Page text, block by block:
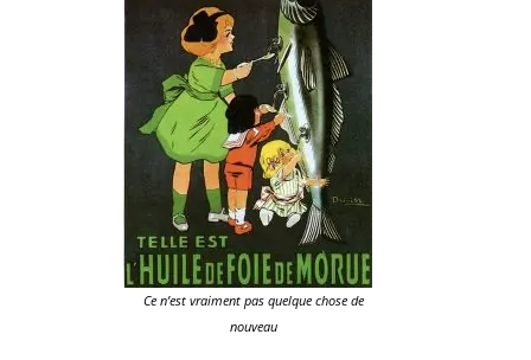
Ce n’est vraiment pas quelque chose de
nouveau